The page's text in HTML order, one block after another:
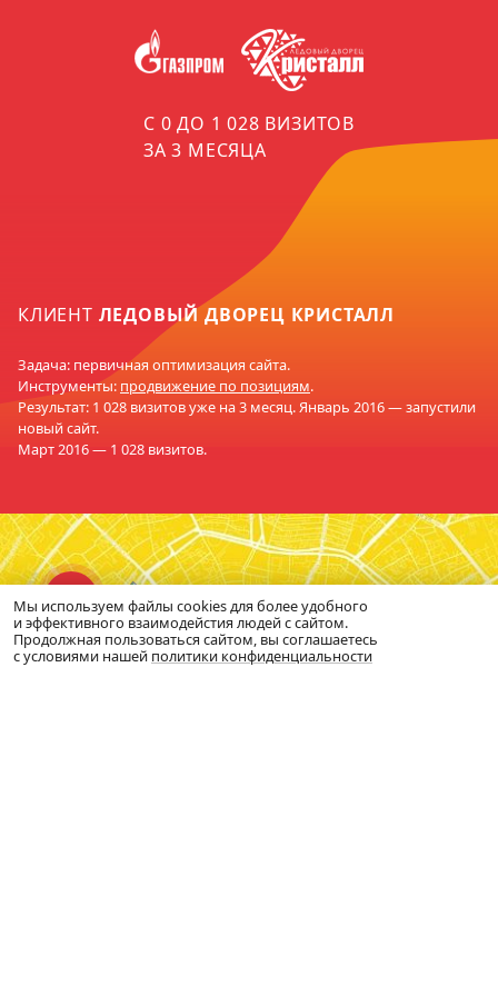
С 0 ДО 1 028 ВИЗИТОВ
ЗА 3 МЕСЯЦА
КЛИЕНТ ЛЕДОВЫЙ ДВОРЕЦ КРИСТАЛЛ
Задача: первичная оптимизация сайта.
Инструменты: продвижение по позициям.
Результат: 1 028 визитов уже на 3 месяц. Январь 2016 — запустили
новый сайт.
Март 2016 — 1 028 визитов.
Мы используем файлы cookies для более удобного
и эффективного взаимодейстия людей с сайтом.
Продолжная пользоваться сайтом, вы соглашаетесь
с условиями нашей политики конфиденциальности